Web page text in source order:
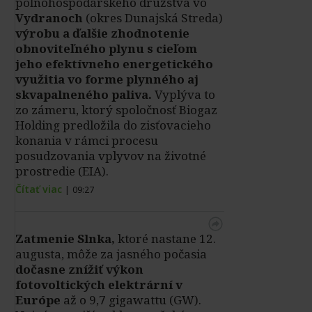
Vydranoch (okres Dunajská Streda)
výrobu a ďalšie zhodnotenie
obnoviteľného plynu s cieľom
jeho efektívneho energetického
využitia vo forme plynného aj
skvapalneného paliva. Vyplýva to
zo zámeru, ktorý spoločnosť Biogaz
Holding predložila do zisťovacieho
konania v rámci procesu
posudzovania vplyvov na životné
prostredie (EIA).
Čítať viac | 09:27
Zatmenie Slnka, ktoré nastane 12.
augusta, môže za jasného počasia
dočasne znížiť výkon
fotovoltických elektrární v
Európe až o 9,7 gigawattu (GW).